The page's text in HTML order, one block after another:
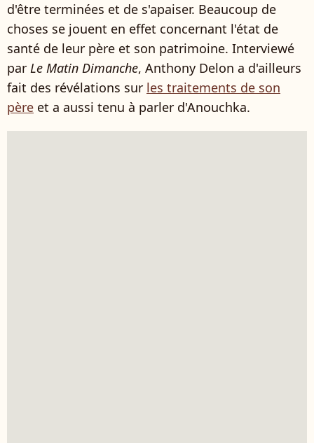
d'être terminées et de s'apaiser. Beaucoup de
choses se jouent en effet concernant l'état de
santé de leur père et son patrimoine. Interviewé
par Le Matin Dimanche, Anthony Delon a d'ailleurs
fait des révélations sur les traitements de son
père et a aussi tenu à parler d'Anouchka.